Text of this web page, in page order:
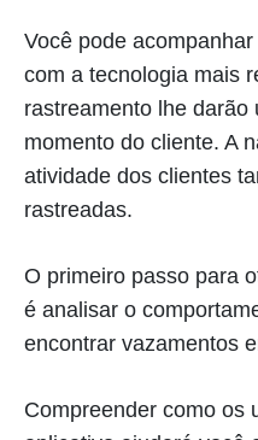
Você pode
com a tecnologia mais
rastreamento lhe
momento do cliente. A
atividade dos clientes
rastreadas.
O primeiro passo para
é analisar o
encontrar vazamentos
Compreender como os